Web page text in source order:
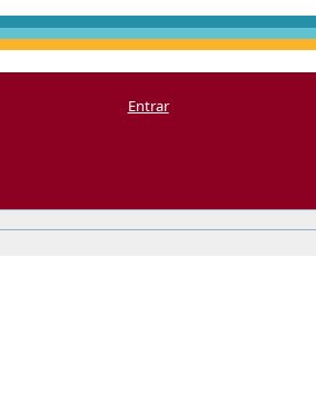
Entrar